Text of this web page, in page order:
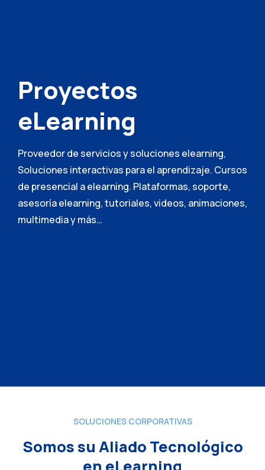
Proyectos
eLearning
Proveedor de servicios y soluciones elearning,
Soluciones interactivas para el aprendizaje. Cursos
de presencial a elearning. Plataformas, soporte,
asesoría elearning, tutoriales, videos, animaciones,
multimedia y más…
SOLUCIONES CORPORATIVAS
Somos su Aliado Tecnológico